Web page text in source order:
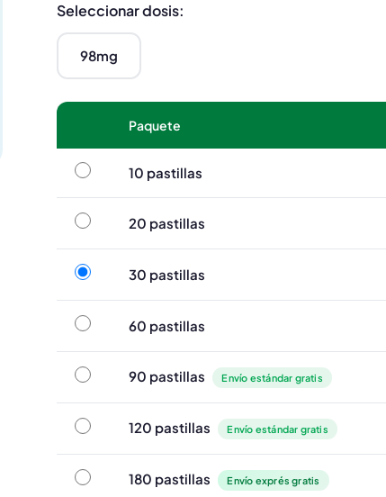
Seleccionar dosis:
98mg
Paquete
10 pastillas10 pastillas
20 pastillas20 pastillas
30 pastillas30 pastillas
60 pastillas60 pastillas
90 pastillas90 pastillas Envío estándar gratis
120 pastillas120 pastillas Envío estándar gratis
180 pastillas180 pastillas Envío exprés gratis